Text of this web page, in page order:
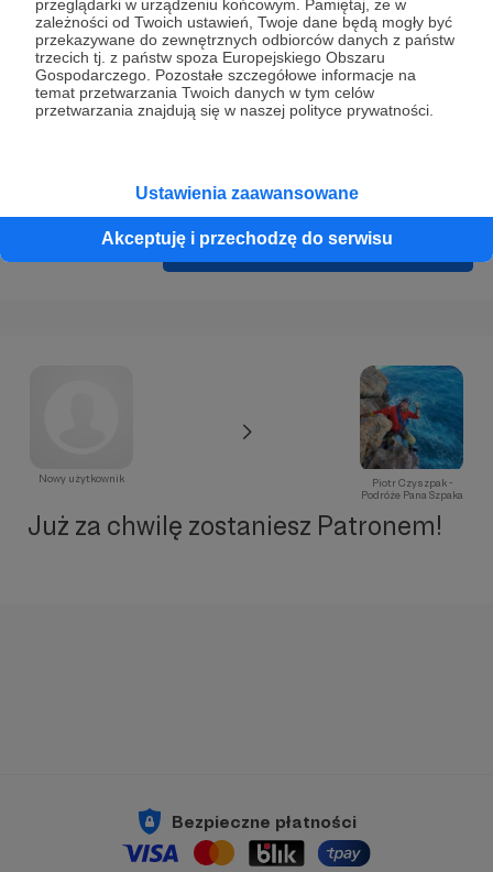
przeglądarki w urządzeniu końcowym. Pamiętaj, że w
zależności od Twoich ustawień, Twoje dane będą mogły być
przekazywane do zewnętrznych odbiorców danych z państw
trzecich tj. z państw spoza Europejskiego Obszaru
Gospodarczego. Pozostałe szczegółowe informacje na
temat przetwarzania Twoich danych w tym celów
przetwarzania znajdują się w naszej polityce prywatności.
Ustawienia zaawansowane
Akceptuję i przechodzę do serwisu
Wyrażam zgodę na otrzymywanie drogą elektroniczną
informacji handlowych - newslettera. Opcja ta może zostać
zmieniona w ustawieniach konta.
Cofnij Zarejestruj się i przejdź dalej
Nowy użytkownik
Piotr Czyszpak -
Podróże Pana Szpaka
Już za chwilę zostaniesz Patronem!
Bezpieczne płatności